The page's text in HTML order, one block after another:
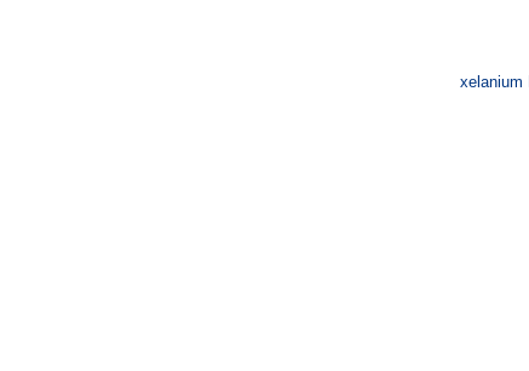
xelanium